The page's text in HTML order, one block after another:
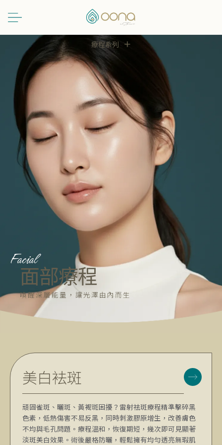
要
Main
Menu
療程系列
Facial
面部療程
喚醒深層能量，讓光澤由內而生
美白袪斑
頑固雀斑、曬斑、黃褐斑困擾？雷射祛斑療程精準擊碎黑
色素，低熱傷害不易反黑，同時刺激膠原增生，改善膚色
不均與毛孔問題。療程溫和，恢復期短，幾次即可見顯著
淡斑美白效果。術後嚴格防曬，輕鬆擁有均勻透亮無瑕肌